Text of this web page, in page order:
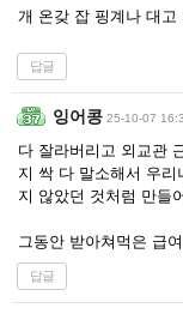
개 온갖 잡 핑계나 대고
답글
잉어콩 25-10-07
다 잘라버리고 외교관
지 싹 다 말소해서 우
지 않았던 것처럼 만들
그동안 받아쳐먹은 급
답글